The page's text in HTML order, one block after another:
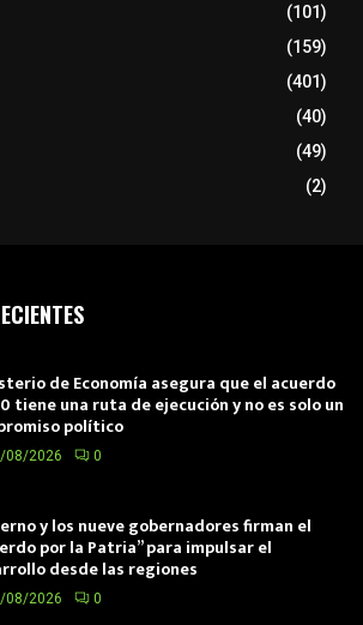
(101)
(159)
(401)
(40)
(49)
(2)
de Economía asegura que el acuerdo
tiene una ruta de ejecución y no es solo un
político
08/2026 0
y los nueve gobernadores firman el
por la Patria” para impulsar el
desde las regiones
08/2026 0